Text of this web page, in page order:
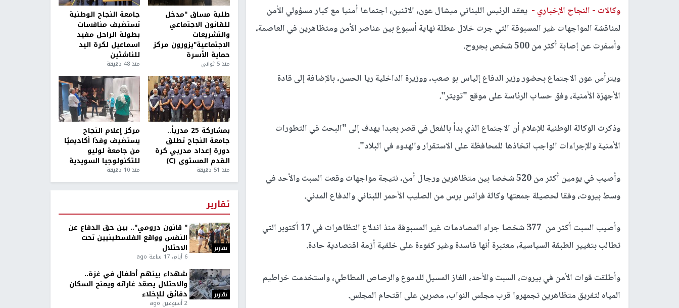
وكالات - النجاح الإخباري - يعقد الرئيس اللبناني ميشال عون، الاثنين، اجتماعا أمنيا مع كبار مسؤولي الأمن
لمناقشة المواجهات غير المسبوقة التي جرت خلال عطلة نهاية أسبوع بين عناصر الأمن ومتظاهرين في العاصمة،
وأسفرت عن إصابة أكثر من 500 شخص بجروح.
ويترأس عون الاجتماع بحضور وزير الدفاع إلياس بو صعب، ووزيرة الداخلية ريا الحسن، بالإضافة إلى قادة
الأجهزة الأمنية، وفق حساب الرئاسة على موقع "تويتر".
وذكرت الوكالة الوطنية للإعلام أن الاجتماع الذي بدأ بالفعل في قصر بعبدا يهدف إلى "البحث في التطورات
الأمنية والإجراءات الواجب اتخاذها للمحافظة على الاستقرار والهدوء في البلاد".
وأصيب في يومين أكثر من 520 شخصا بين متظاهرين ورجال أمن، نتيجة مواجهات وقعت السبت والأحد في
وسط بيروت، وفقا لحصيلة جمعتها وكالة فرانس برس من الصليب الأحمر اللبناني والدفاع المدني.
وأصيب السبت أكثر من 377 شخصا جراء المصادمات غير المسبوقة منذ اندلاع التظاهرات في 17 أكتوبر التي
تطالب بتغيير الطبقة السياسية، معتبرة أنها فاسدة وغير كفوءة على خلفية أزمة اقتصادية حادة.
وأطلقت قوات الأمن في بيروت، السبت والأحد، الغاز المسيل للدموع والرصاص المطاطي، واستخدمت خراطيم
المياه لتفريق متظاهرين تجمهروا قرب مجلس النواب، مصرين على اقتحام المجلس.
طلبة مساق "مدخل
للقانون الاجتماعي
والتشريعات
الاجتماعية"يزورون مركز
حماية الأسرة
منذ 5 ثواني
جامعة النجاح الوطنية
تستضيف منافسات
بطولة الراحل مفيد
اسماعيل لكرة اليد
للناشئين
منذ 48 دقيقة
بمشاركة 25 مدرباً..
جامعة النجاح تطلق
دورة إعداد مدربي كرة
القدم المستوى (C)
منذ 51 دقيقة
مركز إعلام النجاح
يستضيف وفدًا أكاديميًا
من جامعة لوليو
للتكنولوجيا السويدية
منذ 10 دقيقة
تقارير
تقارير
" قانون درومي".. بين حق الدفاع عن
النفس وواقع الفلسطينيين تحت
الاحتلال
6 أيام، 17 ساعة ago
تقارير
شهداء بينهم أطفال في غزة..
والاحتلال يصعّد غاراته ويمنح السكان
دقائق للإخلاء
2 أسبوعين ago